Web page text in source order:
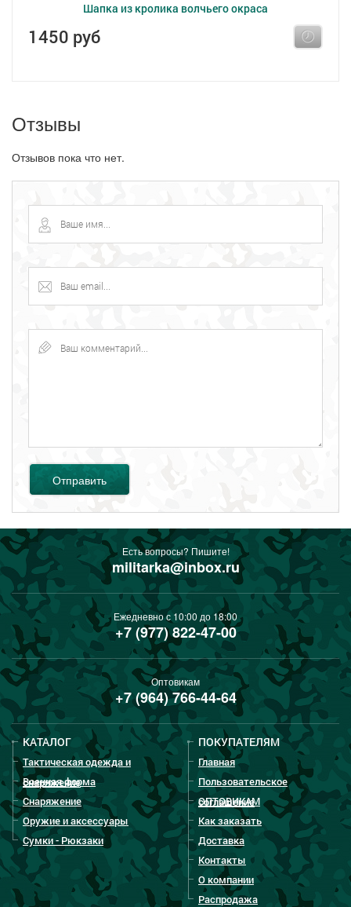
Шапка из кролика волчьего окраса
1450 руб
Отзывы
Отзывов пока что нет.
Отправить
Есть вопросы? Пишите!
militarka@inbox.ru
Ежедневно с 10:00 до 18:00
+7 (977) 822-47-00
Оптовикам
+7 (964) 766-44-64
КАТАЛОГ
Тактическая одежда и
снаряжение
Военная форма
Снаряжение
Оружие и аксессуары
Сумки - Рюкзаки
ПОКУПАТЕЛЯМ
Главная
Пользовательское
соглашение
ОПТОВИКАМ
Как заказать
Доставка
Контакты
О компании
Распродажа